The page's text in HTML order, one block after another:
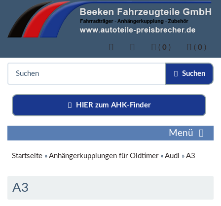
( 0 ) ( 0 )
Suchen
HIER zum AHK-Finder
Menü
Startseite » Anhängerkupplungen für Oldtimer» Audi » A3
A3